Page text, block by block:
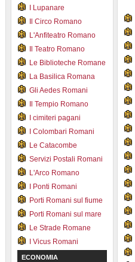
I Lupanare
Il Circo Romano
L'Anfiteatro Romano
Il Teatro Romano
Le Biblioteche Romane
La Basilica Romana
Gli Aedes Romani
Il Tempio Romano
I cimiteri pagani
I Colombari Romani
Le Catacombe
Servizi Postali Romani
L'Arco Romano
I Ponti Romani
Porti Romani sul fiume
Porti Romani sul mare
Le Strade Romane
I Vicus Romani
ECONOMIA